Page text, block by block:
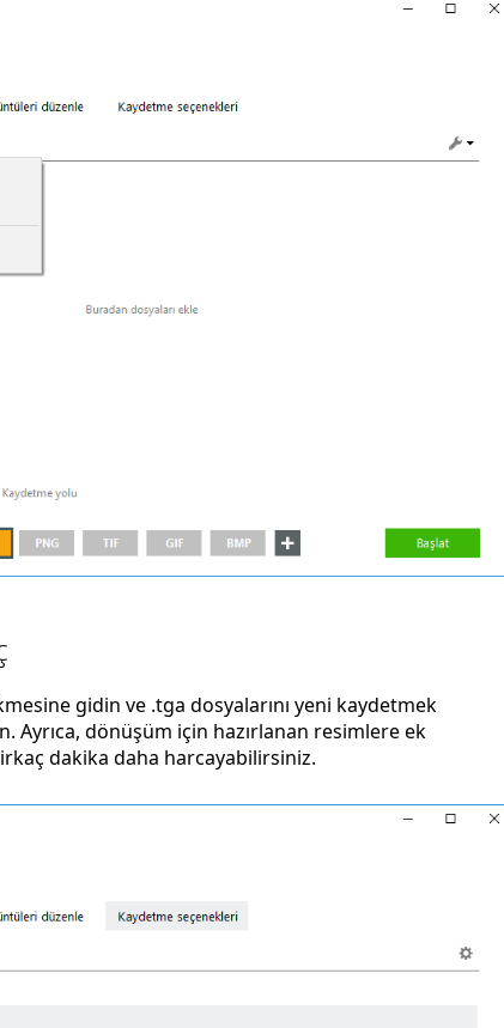
gidin ve .tga dosyalarını yeni kaydetmek
Ayrıca, dönüşüm için hazırlanan resimlere ek
dakika daha harcayabilirsiniz.